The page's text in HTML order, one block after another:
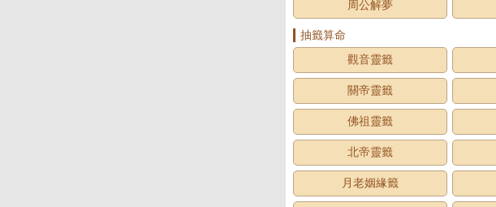
周公解夢
抽籤算命
觀音靈籤
關帝靈籤
佛祖靈籤
北帝靈籤
月老姻緣籤